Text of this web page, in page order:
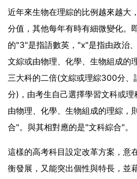
近年來生物在理綜的比例越來越大
分值，其他每年有時有細微變化。
的"3"是指語數英，"x"是指由政治
文綜或由物理、化學、生物組成的
三大科的二倍(文綜或理綜300分
分)，由考生自己選擇學習文科或
由物理、化學、生物組成的理綜，
合"。與其相對應的是"文科綜合"。
這樣的高考科目設定改革方案，意
衡發展，又能突出個性與特長，並